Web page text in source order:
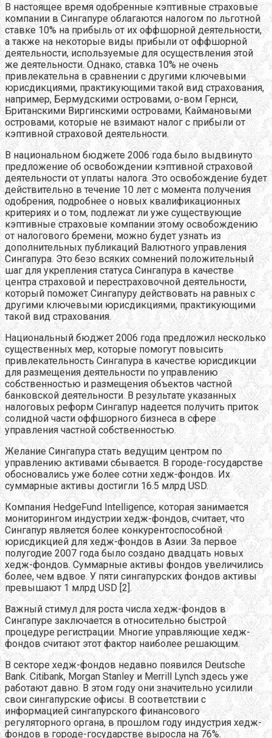
В настоящее время одобренные кэптивные страховые
компании в Сингапуре облагаются налогом по льготной
ставке 10% на прибыль от их оффшорной деятельности,
а также на некоторые виды прибыли от оффшорной
деятельности, используемые для осуществления этой
же деятельности. Однако, ставка 10% не очень
привлекательна в сравнении с другими ключевыми
юрисдикциями, практикующими такой вид страхования,
например, Бермудскими островами, о-вом Гернси,
Британскими Виргинскими островами, Каймановыми
островами, которые не взимают налог с прибыли от
кэптивной страховой деятельности.
В национальном бюджете 2006 года было выдвинуто
предложение об освобождении кэптивной страховой
деятельности от уплаты налога. Это освобождение будет
действительно в течение 10 лет с момента получения
одобрения, подробнее о новых квалификационных
критериях и о том, подлежат ли уже существующие
кэптивные страховые компании этому освобождению
от налогового бремени, можно будет узнать из
дополнительных публикаций Валютного управления
Сингапура. Это безо всяких сомнений положительный
шаг для укрепления статуса Сингапура в качестве
центра страховой и перестраховочной деятельности,
который поможет Сингапуру действовать на равных с
другими ключевыми юрисдикциями, практикующими
такой вид страхования.
Национальный бюджет 2006 года предложил несколько
существенных мер, которые помогут повысить
привлекательность Сингапура в качестве юрисдикции
для размещения деятельности по управлению
собственностью и размещения объектов частной
банковской деятельности. В результате указанных
налоговых реформ Сингапур надеется получить приток
солидной части оффшорного бизнеса в сфере
управления частной собственностью.
Желание Сингапура стать ведущим центром по
управлению активами сбывается. В городе-государстве
обосновались уже более сотни хедж-фондов. Их
суммарные активы достигли 16.5 млрд USD.
Компания HedgeFund Intelligence, которая занимается
мониторингом индустрии хедж-фондов, считает, что
Сингапур является более конкурентоспособной
юрисдикцией для хедж-фондов в Азии. За первое
полугодие 2007 года было создано двадцать новых
хедж-фондов. Суммарные активы фондов увеличились
более, чем вдвое. У пяти сингапурских фондов активы
превышают 1 млрд USD [2].
Важный стимул для роста числа хедж-фондов в
Сингапуре заключается в относительно быстрой
процедуре регистрации. Многие управляющие хедж-
фондов считают этот фактор наиболее решающим.
В секторе хедж-фондов недавно появился Deutsche
Bank. Citibank, Morgan Stanley и Merrill Lynch здесь уже
работают давно. В этом году они значительно усилили
свои сингапурские офисы. В соответствии с
информацией сингапурского финансового
регуляторного органа, в прошлом году индустрия хедж-
фондов в городе-государстве выросла на 76%.